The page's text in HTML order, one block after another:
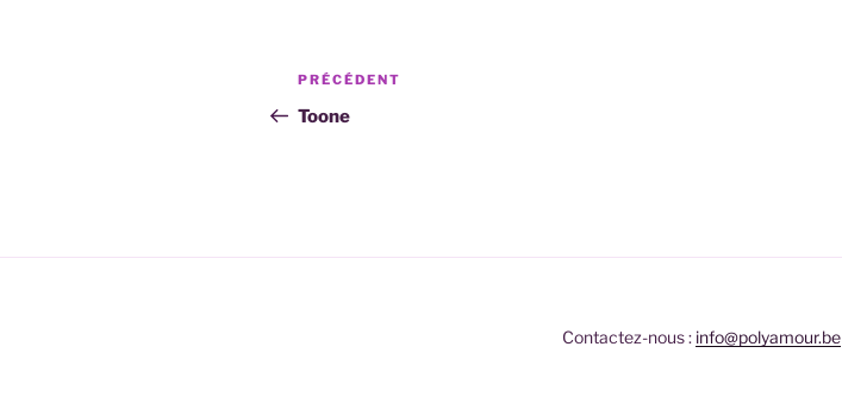
Navigation
de
Article
précédent
PRÉCÉDENT
Toone
Contactez-nous : info@polyamour.be